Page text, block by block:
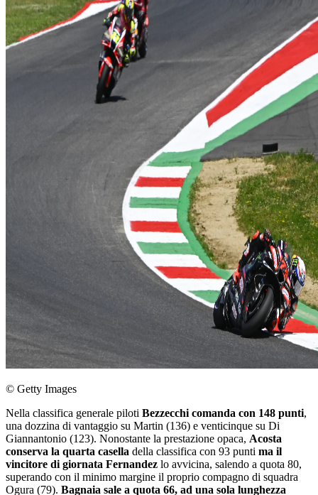
© Getty Images
Nella classifica generale piloti Bezzecchi comanda con 148 punti,
una dozzina di vantaggio su Martin (136) e venticinque su Di
Giannantonio (123). Nonostante la prestazione opaca, Acosta
conserva la quarta casella della classifica con 93 punti ma il
vincitore di giornata Fernandez lo avvicina, salendo a quota 80,
superando con il minimo margine il proprio compagno di squadra
Ogura (79). Bagnaia sale a quota 66, ad una sola lunghezza